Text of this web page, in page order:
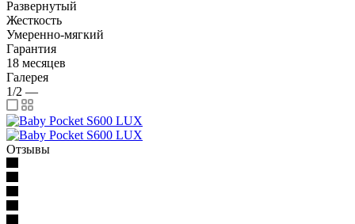
Развернутый
Жесткость
Умеренно-мягкий
Гарантия
18 месяцев
Галерея
1/2 —
Отзывы